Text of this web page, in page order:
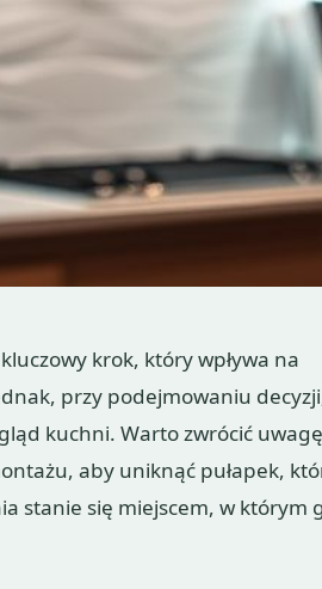
krok, który wpływa na
przy podejmowaniu
kuchni. Warto zwrócić
aby uniknąć pułapek,
stanie się miejscem, w którym